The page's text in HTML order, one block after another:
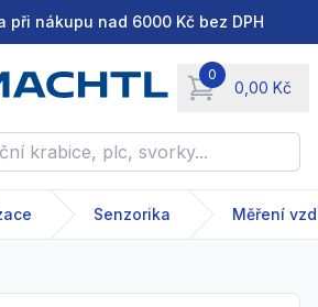
při nákupu nad 6000 Kč bez DPH
0
0,00 Kč
items in cart,
plc, svorky...
Senzorika Měření